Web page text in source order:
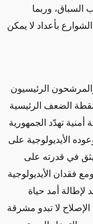
السباق، وربما
بأعداد لا يمكن
والمرشحون الرئيسيون
نقطة الضعف الرئيسية
تهدّد الجمهورية
الأيديولوجية على
يثق في قدرته على
فقدان الأيديولوجية
لإطالة أمد حياة
الإصلاح لا تبدو مشرقة